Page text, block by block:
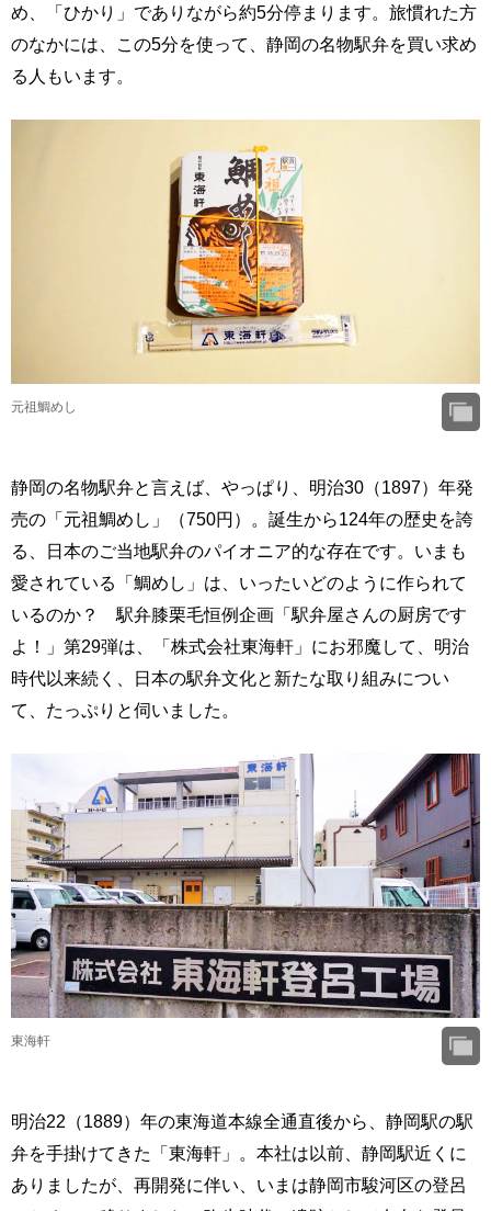
め、「ひかり」でありながら約5分停まります。旅慣れた方
のなかには、この5分を使って、静岡の名物駅弁を買い求め
る人もいます。
元祖鯛めし
静岡の名物駅弁と言えば、やっぱり、明治30（1897）年発
売の「元祖鯛めし」（750円）。誕生から124年の歴史を誇
る、日本のご当地駅弁のパイオニア的な存在です。いまも
愛されている「鯛めし」は、いったいどのように作られて
いるのか？ 駅弁膝栗毛恒例企画「駅弁屋さんの厨房です
よ！」第29弾は、「株式会社東海軒」にお邪魔して、明治
時代以来続く、日本の駅弁文化と新たな取り組みについ
て、たっぷりと伺いました。
東海軒
明治22（1889）年の東海道本線全通直後から、静岡駅の駅
弁を手掛けてきた「東海軒」。本社は以前、静岡駅近くに
ありましたが、再開発に伴い、いまは静岡市駿河区の登呂